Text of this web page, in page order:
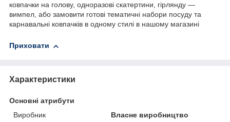
ковпачки на голову, одноразові скатертини, гірлянду —
вимпел, або замовити готові тематичні набори посуду та
карнавальні ковпачків в одному стилі в нашому магазині
Приховати
Характеристики
Основні атрибути
Виробник
Власне виробництво